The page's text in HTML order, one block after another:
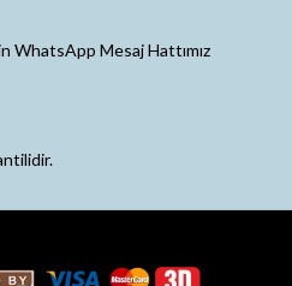
WhatsApp Mesaj Hattımız